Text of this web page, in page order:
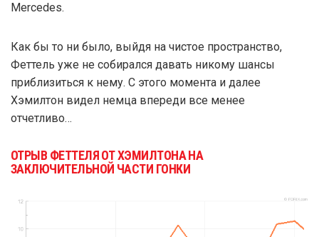
Mercedes.
Как бы то ни было, выйдя на чистое пространство,
Феттель уже не собирался давать никому шансы
приблизиться к нему. С этого момента и далее
Хэмилтон видел немца впереди все менее
отчетливо…
ОТРЫВ ФЕТТЕЛЯ ОТ ХЭМИЛТОНА НА
ЗАКЛЮЧИТЕЛЬНОЙ ЧАСТИ ГОНКИ